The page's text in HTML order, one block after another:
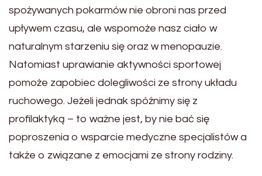
spożywanych pokarmów nie obroni nas przed
upływem czasu, ale wspomoże nasz ciało w
naturalnym starzeniu się oraz w menopauzie.
Natomiast uprawianie aktywności sportowej
pomoże zapobiec dolegliwości ze strony układu
ruchowego. Jeżeli jednak spóźnimy się z
profilaktyką – to ważne jest, by nie bać się
poproszenia o wsparcie medyczne specjalistów a
także o związane z emocjami ze strony rodziny.